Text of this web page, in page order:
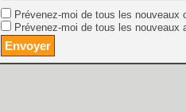
Prévenez-moi de tous les nouveaux
Prévenez-moi de tous les nouveaux